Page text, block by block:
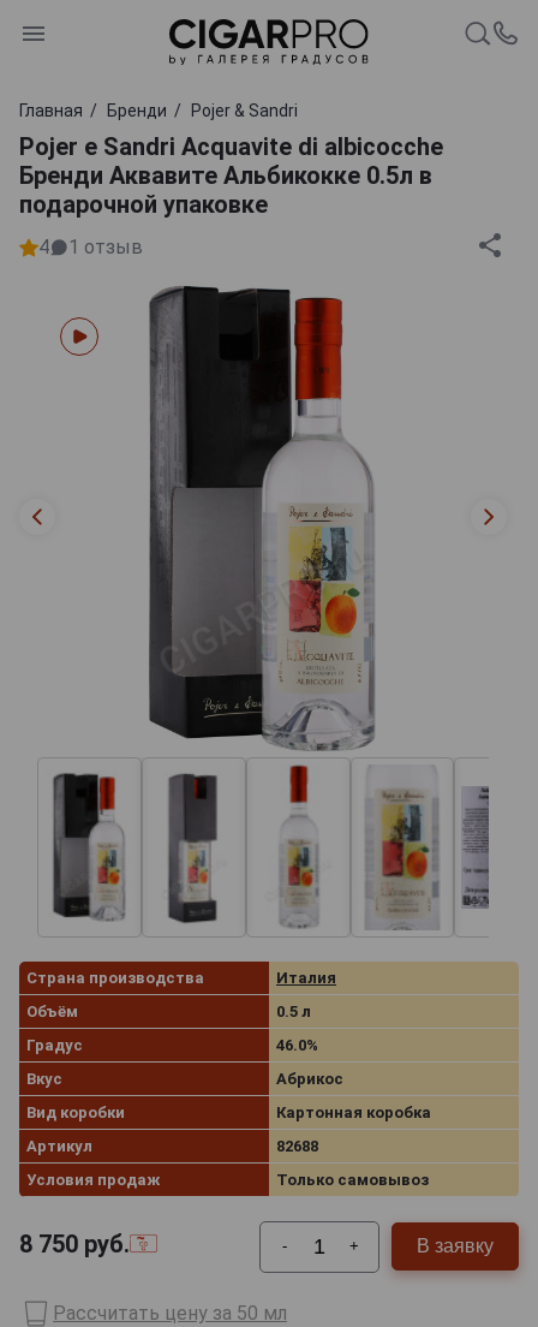
Главная Бренди Pojer & Sandri
Pojer e Sandri Acquavite di albicocche
Бренди Аквавите Альбикокке 0.5л в
подарочной упаковке
4 1 отзыв
Страна производства
Италия
Объём
0.5 л
Градус
46.0%
Вкус
Абрикос
Вид коробки
Картонная коробка
Артикул
82688
Условия продаж
Только самовывоз
8 750 руб. - + В заявку
Рассчитать цену за 50 мл